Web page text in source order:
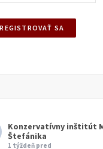
Konzervatívny inštitút
Štefánika
1 týždeň pred